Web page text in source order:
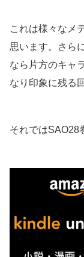
これは様々なメ
思います。さら
なら片方のキャ
なり印象に残る
それではSAO28